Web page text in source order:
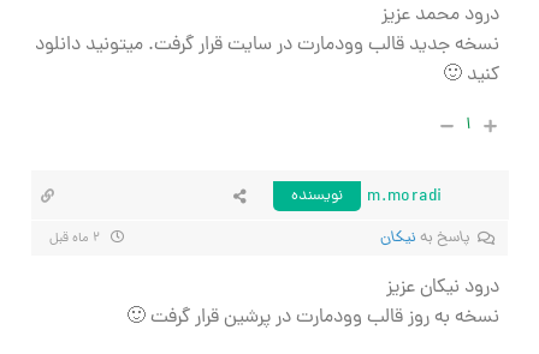
درود محمد عزیز
نسخه جدید قالب وودمارت در سایت قرار گرفت. میتونید دانلود
کنید 🙂
۱
m.moradi
نویسنده
پاسخ به نیکان
درود نیکان عزیز
نسخه به روز قالب وودمارت در پرشین قرار گرفت 🙂